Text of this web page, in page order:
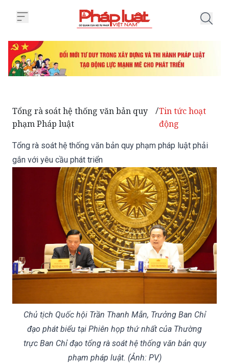
Tổng rà soát hệ thống văn bản quy
phạm Pháp luật
/Tin tức hoạt
động
Tổng rà soát hệ thống văn bản quy phạm pháp luật phải
gắn với yêu cầu phát triển
Chủ tịch Quốc hội Trần Thanh Mẫn, Trưởng Ban Chỉ
đạo phát biểu tại Phiên họp thứ nhất của Thường
trực Ban Chỉ đạo tổng rà soát hệ thống văn bản quy
phạm pháp luật. (Ảnh: PV)